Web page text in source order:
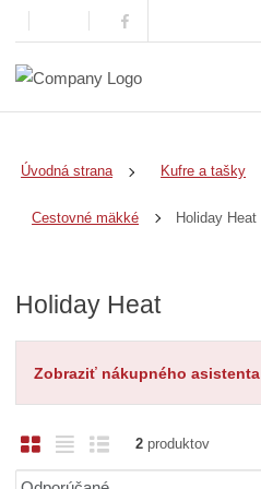
Úvodná strana Kufre a tašky
Cestovné mäkké Holiday Heat
Holiday Heat
Zobraziť nákupného asistenta
O
b
a
R
i
2produktov